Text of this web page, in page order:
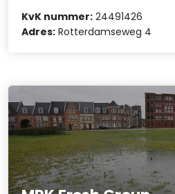
KvK nummer: 24491426
Adres: Rotterdamseweg 4